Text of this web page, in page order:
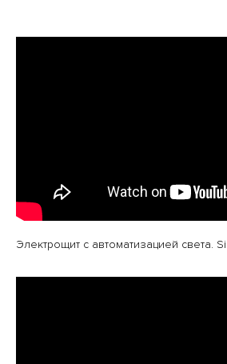
Электрощит с автоматизацией света.